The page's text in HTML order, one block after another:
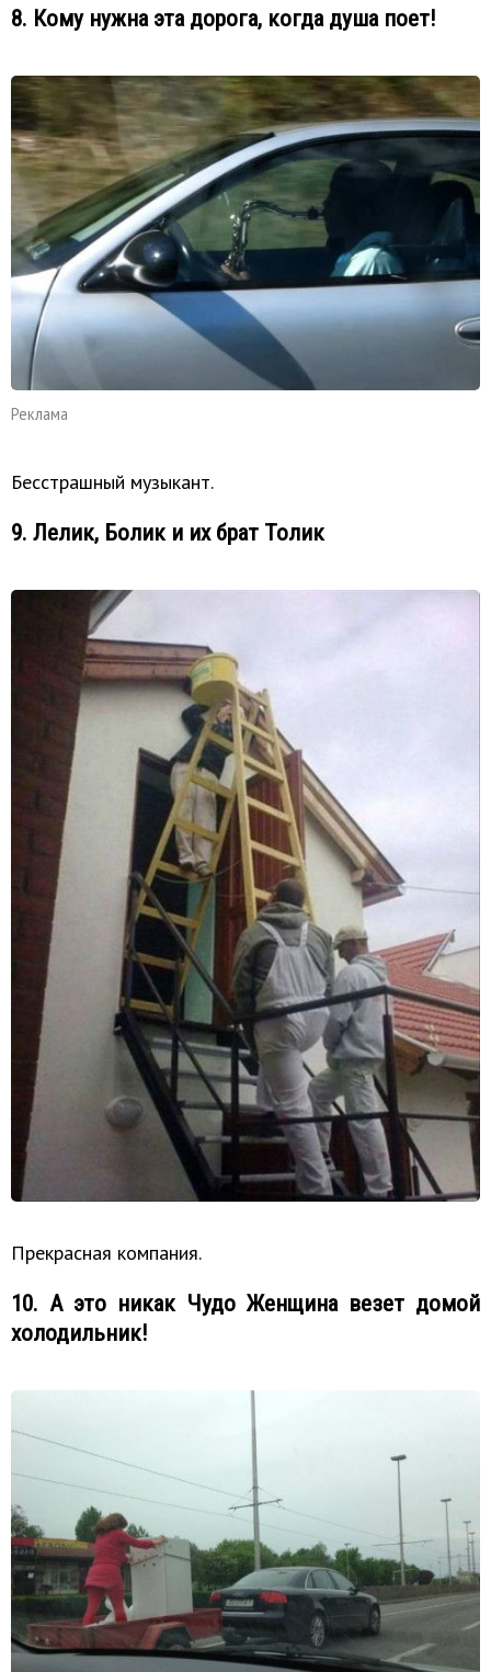
8. Кому нужна эта дорога, когда душа поет!
Реклама
Бесстрашный музыкант.
9. Лелик, Болик и их брат Толик
Прекрасная компания.
10. А это никак Чудо Женщина везет домой
холодильник!